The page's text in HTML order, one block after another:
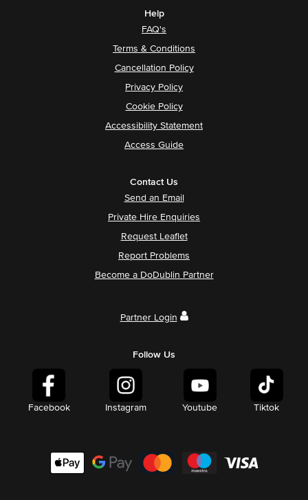
Help
FAQ's
Terms & Conditions
Cancellation Policy
Privacy Policy
Cookie Policy
Accessibility Statement
Access Guide
Contact Us
Send an Email
Private Hire Enquiries
Request Leaflet
Report Problems
Become a DoDublin Partner
Partner Login
Follow Us
Facebook Instagram Youtube Tiktok